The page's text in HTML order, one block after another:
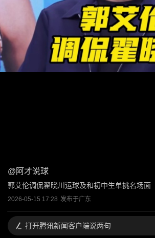
@ 阿才说球
郭艾伦调侃翟晓川运球及和初中生单挑名场面
2026-05-15 17:28 发布于广东
打开腾讯新闻客户端说两句